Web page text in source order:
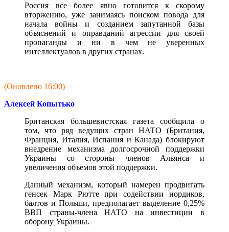
Россия все более явно готовится к скорому
вторжению, уже занимаясь поиском повода для
начала войны и созданием запутанной базы
объяснений и оправданий агрессии для своей
пропаганды и ни в чем не уверенных
интеллектуалов в других странах.
(Оновлено 16:00)
Алексей Копытько
Британская большевистская газета сообщила о
том, что ряд ведущих стран НАТО (Британия,
Франция, Италия, Испания и Канада) блокируют
внедрение механизма долгосрочной поддержки
Украины со стороны членов Альянса и
увеличения объемов этой поддержки.
Данный механизм, который намерен продвигать
генсек Марк Рютте при содействии нордиков,
балтов и Польши, предполагает выделение 0,25%
ВВП страны-члена НАТО на инвестиции в
оборону Украины.